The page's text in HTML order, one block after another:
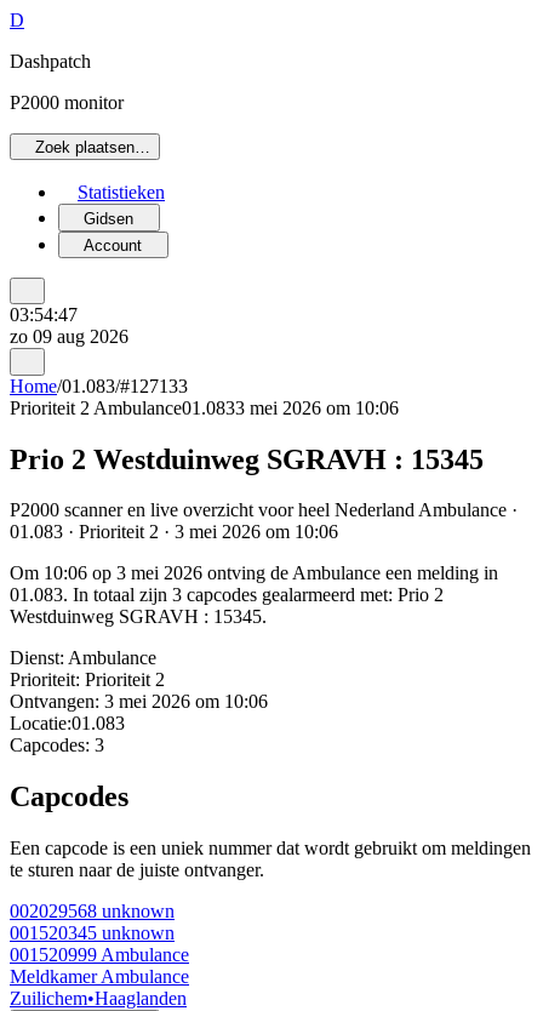
D
Dashpatch
P2000 monitor
Zoek plaatsen…
Statistieken
Gidsen
Account
03:54:47
zo 09 aug 2026
Home/01.083/#127133
Prioriteit 2 Ambulance01.0833 mei 2026 om 10:06
Prio 2 Westduinweg SGRAVH : 15345
P2000 scanner en live overzicht voor heel Nederland Ambulance ·
01.083 · Prioriteit 2 · 3 mei 2026 om 10:06
Om 10:06 op 3 mei 2026 ontving de Ambulance een melding in
01.083. In totaal zijn 3 capcodes gealarmeerd met: Prio 2
Westduinweg SGRAVH : 15345.
Dienst: Ambulance
Prioriteit: Prioriteit 2
Ontvangen: 3 mei 2026 om 10:06
Locatie:01.083
Capcodes: 3
Capcodes
Een capcode is een uniek nummer dat wordt gebruikt om meldingen
te sturen naar de juiste ontvanger.
002029568 unknown
001520345 unknown
001520999 Ambulance
Meldkamer Ambulance
Zuilichem•Haaglanden